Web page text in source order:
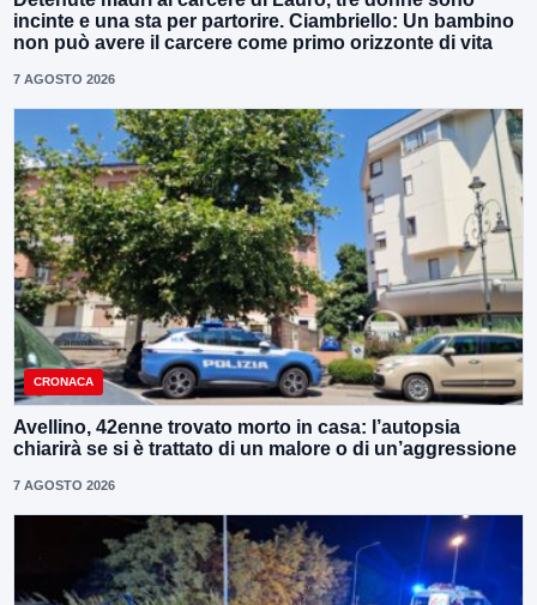
incinte e una sta per partorire. Ciambriello: Un bambino
non può avere il carcere come primo orizzonte di vita
7 AGOSTO 2026
CRONACA
Avellino, 42enne trovato morto in casa: l’autopsia
chiarirà se si è trattato di un malore o di un’aggressione
7 AGOSTO 2026